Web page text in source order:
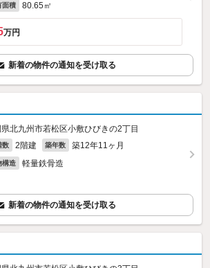
面積 80.65㎡
万円
新着の物件の通知を受け取る
北九州市若松区小敷ひびきの2丁目
数 2階建 築年数 築12年11ヶ月
構造 軽量鉄骨造
新着の物件の通知を受け取る